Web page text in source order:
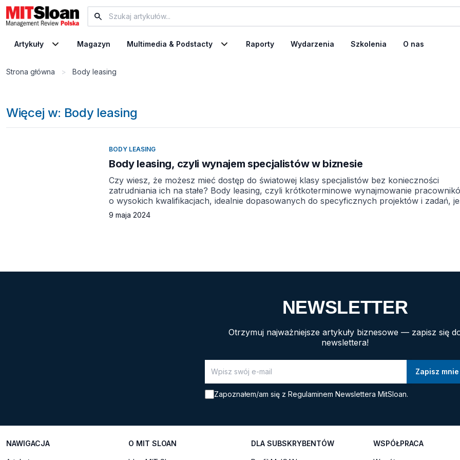
Artykuły Magazyn Multimedia & Podstacty Raporty Wydarzenia Szkolenia O nas
Strona główna > Body leasing
Więcej w: Body leasing
BODY LEASING
Body leasing, czyli wynajem specjalistów w biznesie
Czy wiesz, że możesz mieć dostęp do światowej klasy specjalistów bez konieczności
zatrudniania ich na stałe? Body leasing, czyli krótkoterminowe wynajmowanie
o wysokich kwalifikacjach, idealnie dopasowanych do specyficznych projektów i zadań,
odpowiedzią na rosnące potrzeby firm związane z szybkim dostępem do
umiejętności. Co więcej, w erze gig economy, czyli gospodarki współdzielenia, ten model
9 maja 2024
NEWSLETTER
Otrzymuj najważniejsze artykuły biznesowe — zapisz się
newslettera!
Zapoznałem/am się z Regulaminem Newslettera MitSloan.
NAWIGACJA O MIT SLOAN DLA SUBSKRYBENTÓW WSPÓŁPRACA